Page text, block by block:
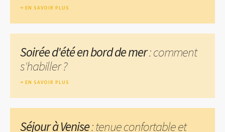
EN SAVOIR PLUS
Soirée d'été en bord de mer: comment
s'habiller ?
EN SAVOIR PLUS
Séjour à Venise: tenue confortable et